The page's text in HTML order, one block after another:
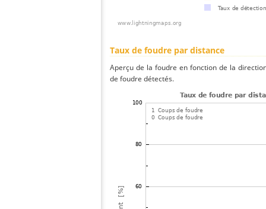
Taux de foudre par distance
Aperçu de la foudre en fonction de la
de foudre détectés.